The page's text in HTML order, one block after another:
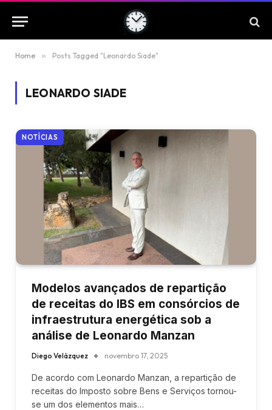
Home » Posts Tagged "Leonardo Siade"
LEONARDO SIADE
NOTÍCIAS
Modelos avançados de repartição
de receitas do IBS em consórcios de
infraestrutura energética sob a
análise de Leonardo Manzan
Diego Velázquez novembro 17, 2025
De acordo com Leonardo Manzan, a repartição de
receitas do Imposto sobre Bens e Serviços tornou-
se um dos elementos mais…